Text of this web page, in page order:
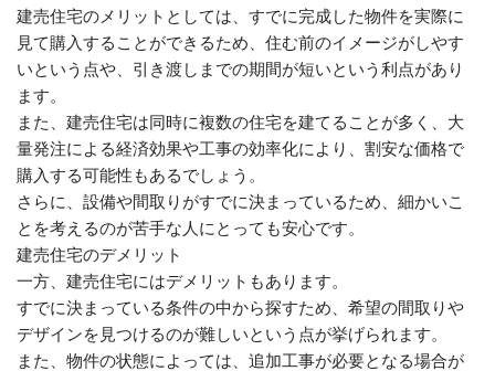
建売住宅のメリットとしては、すでに完成した物件を実際に
見て購入することができるため、住む前のイメージがしやす
いという点や、引き渡しまでの期間が短いという利点があり
ます。
また、建売住宅は同時に複数の住宅を建てることが多く、大
量発注による経済効果や工事の効率化により、割安な価格で
購入する可能性もあるでしょう。
さらに、設備や間取りがすでに決まっているため、細かいこ
とを考えるのが苦手な人にとっても安心です。
建売住宅のデメリット
一方、建売住宅にはデメリットもあります。
すでに決まっている条件の中から探すため、希望の間取りや
デザインを見つけるのが難しいという点が挙げられます。
また、物件の状態によっては、追加工事が必要となる場合が